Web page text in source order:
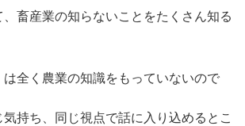
、畜産業の知らないことをたくさん知る
は全く農業の知識をもっていないので
持ち、同じ視点で話に入り込めるとこ